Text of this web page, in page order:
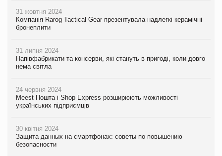
31 жовтня 2024
Компанія Rarog Tactical Gear презентувала надлегкі керамічні
бронеплити
31 липня 2024
Напівфабрикати та консерви, які стануть в пригоді, коли довго
нема світла
24 червня 2024
Meest Пошта і Shop-Express розширюють можливості
українських підприємців
30 квітня 2024
Защита данных на смартфонах: советы по повышению
безопасности